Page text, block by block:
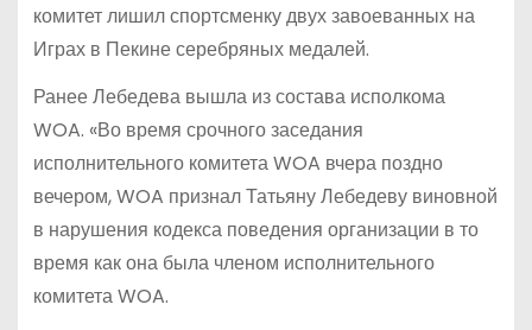
комитет лишил спортсменку двух завоеванных на
Играх в Пекине серебряных медалей.
Ранее Лебедева вышла из состава исполкома
WOA. «Во время срочного заседания
исполнительного комитета WOA вчера поздно
вечером, WOA признал Татьяну Лебедеву виновной
в нарушения кодекса поведения организации в то
время как она была членом исполнительного
комитета WOA.